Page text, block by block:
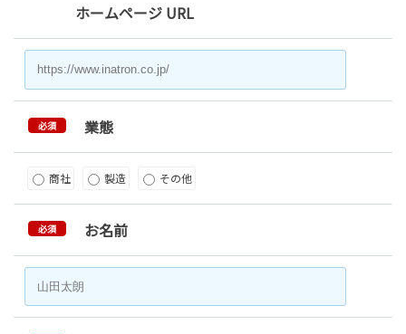
ホームページ URL
必須 業態
商社 製造 その他
必須 お名前